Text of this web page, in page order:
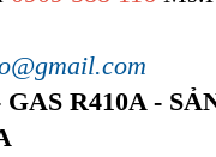
R410A -